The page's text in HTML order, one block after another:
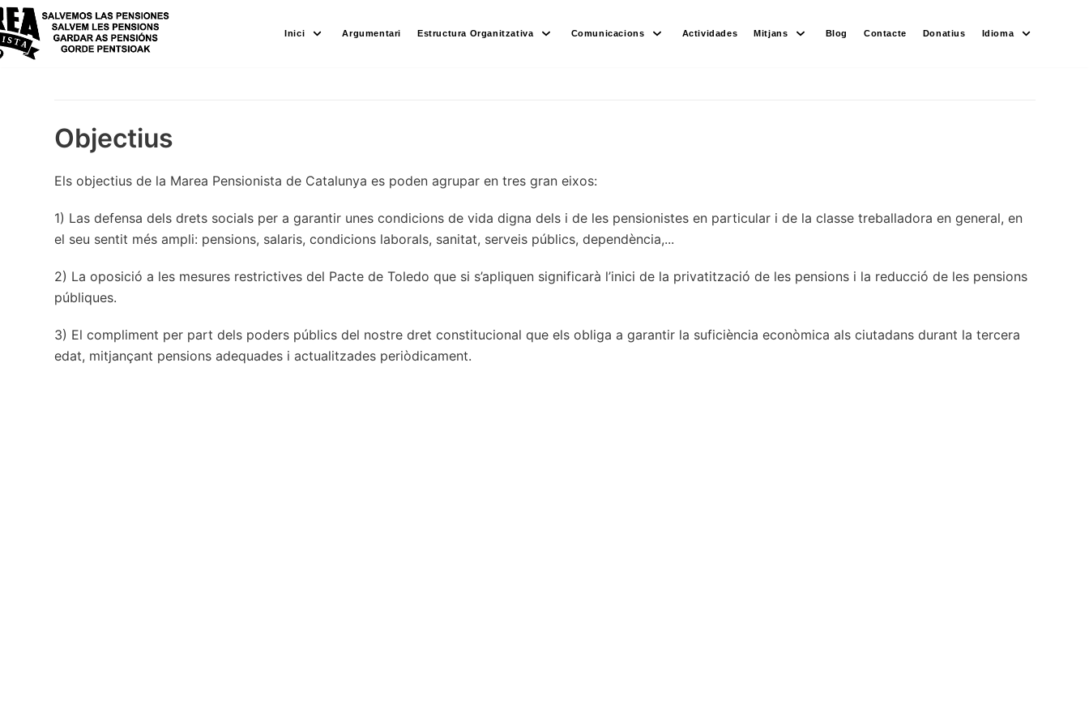
Skip
to
content
Inici Argumentari Estructura Organitzativa Comunicacions Actividades Mitjans Blog Contacte Donatius Idioma
Objectius
Els objectius de la Marea Pensionista de Catalunya es poden agrupar en tres gran eixos:
1) Las defensa dels drets socials per a garantir unes condicions de vida digna dels i de les pensionistes en particular i de la classe treballadora en general, en
el seu sentit més ampli: pensions, salaris, condicions laborals, sanitat, serveis públics, dependència,...
2) La oposició a les mesures restrictives del Pacte de Toledo que si s’apliquen significarà l’inici de la privatització de les pensions i la reducció de les pensions
públiques.
3) El compliment per part dels poders públics del nostre dret constitucional que els obliga a garantir la suficiència econòmica als ciutadans durant la tercera
edat, mitjançant pensions adequades i actualitzades periòdicament.